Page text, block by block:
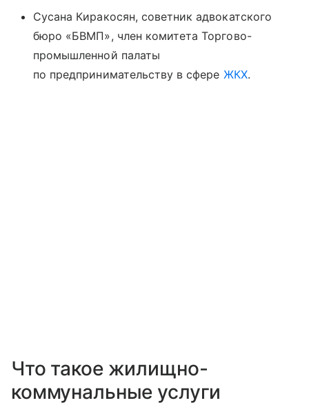
Сусана Киракосян, советник адвокатского
бюро «БВМП», член комитета Торгово-
промышленной палаты
по предпринимательству в сфере ЖКХ.
Что такое жилищно-
коммунальные услуги